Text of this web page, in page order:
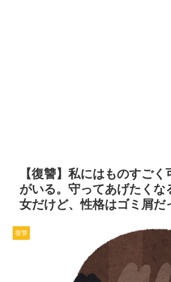
【復讐】私にはものすご
がいる。守ってあげたくな
女だけど、性格はゴミ屑だ
復讐